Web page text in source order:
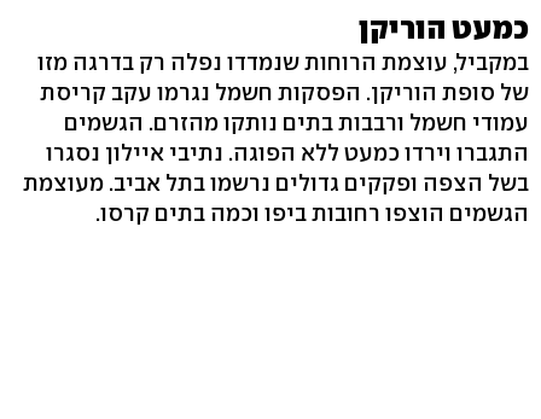
כמעט הוריקן
במקביל, עוצמת הרוחות שנמדדו נפלה רק בדרגה מזו
של סופת הוריקן. הפסקות חשמל נגרמו עקב קריסת
עמודי חשמל ורבבות בתים נותקו מהזרם. הגשמים
התגברו וירדו כמעט ללא הפוגה. נתיבי איילון נסגרו
בשל הצפה ופקקים גדולים נרשמו בתל אביב. מעוצמת
הגשמים הוצפו רחובות ביפו וכמה בתים קרסו.